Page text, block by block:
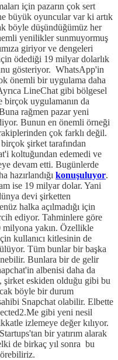
için pazarın çok sert
büyük oyuncular var ki artık
böyle düşündüğümüz her
yenilikler sunmuyormuş
giriyor ve dengeleri
ödediği 19 milyar dolarlık
gösteriyor. WhatsApp'in
önemli bir uygulama daha
LineChat gibi bölgesel
birçok uygulamanın da
rağmen pazar yeni
Bunun en önemli örneği
çok farklı değil.
şirket tarafından
koltuğundan edemedi ve
devam etti. Bugünlerde
hazırlandığı konuşuluyor.
ise 19 milyar dolar. Yani
devi şirketten
halka açılmadığı için
ediyor. Tahminlere göre
milyona yakın. Özellikle
kullanıcı kitlesinin de
Tüm bunlar bir başka
Bunlara bir de gelir
albenisi daha da
şirket eskiden olduğu gibi bu
böyle bir durum
Snapchat olabilir. Elbette
gibi yeni nesil
izlemeye değer kılıyor.
bir yatırım alarak
de birkaç yıl sonra bu